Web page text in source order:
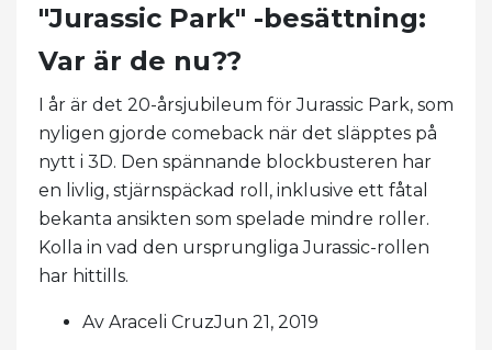
"Jurassic Park" -besättning:
Var är de nu??
I år är det 20-årsjubileum för Jurassic Park, som
nyligen gjorde comeback när det släpptes på
nytt i 3D. Den spännande blockbusteren har
en livlig, stjärnspäckad roll, inklusive ett fåtal
bekanta ansikten som spelade mindre roller.
Kolla in vad den ursprungliga Jurassic-rollen
har hittills.
Av Araceli CruzJun 21, 2019